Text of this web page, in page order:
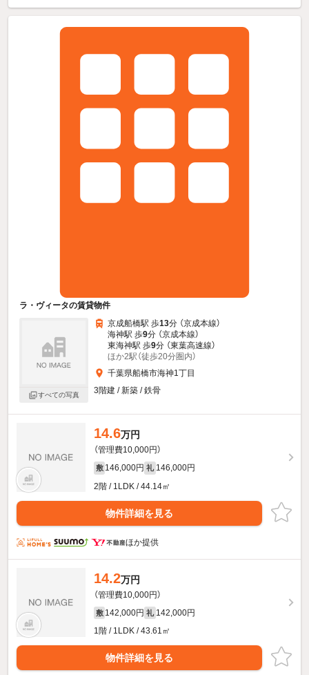
ラ・ヴィータの賃貸物件
すべての写真
京成船橋駅 歩13分 （京成本線）
海神駅 歩9分 （京成本線）
東海神駅 歩9分 （東葉高速線）
ほか2駅（徒歩20分圏内）
千葉県船橋市海神1丁目
3階建 / 新築 / 鉄骨
14.6万円
（管理費10,000円）
敷 146,000円 礼 146,000円
2階 / 1LDK / 44.14㎡
物件詳細を見る
ほか提供
14.2万円
（管理費10,000円）
敷 142,000円 礼 142,000円
1階 / 1LDK / 43.61㎡
物件詳細を見る